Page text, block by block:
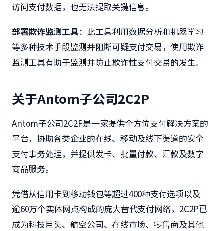
访问支付数据，也无法提取关键信息。
部署欺诈监测工具：此工具利用数据分析和机器学习
等多种技术手段监测并阻断可疑支付交易，使用欺诈
监测工具有助于监测并防止欺诈性支付交易的发生。
关于Antom子公司2C2P
Antom子公司2C2P是一家提供全方位支付解决方案的
平台，协助各类企业的在线、移动及线下渠道的安全
支付事务处理，并提供发卡、批量付款、汇款及数字
商品服务。
凭借从信用卡到移动钱包等超过400种支付选项以及
逾60万个实体网点构成的庞大替代支付网络， 2C2P已
成为科技巨头、航空公司、在线市场、零售商及其他